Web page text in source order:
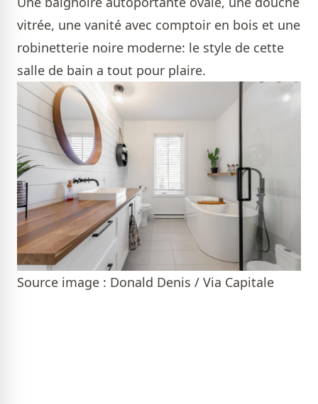
vitrée, une vanité avec comptoir en bois et une
robinetterie noire moderne: le style de cette
salle de bain a tout pour plaire.
Source image : Donald Denis / Via Capitale